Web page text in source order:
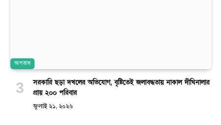
অপরাধ
সরকারি ছড়া দখলের অভিযোগ, বৃষ্টিতেই জলাবদ্ধতায় নাকাল দীঘিনালার
প্রায় ২০০ পরিবার
জুলাই ২১, ২০২৬